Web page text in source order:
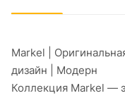
Markel |
дизайн | Модерн
Коллекция Markel —